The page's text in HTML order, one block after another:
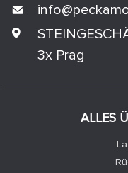
ALLES
info@
3x Prag